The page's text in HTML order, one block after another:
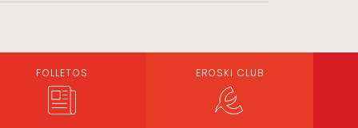
FOLLETOS EROSKI CLUB